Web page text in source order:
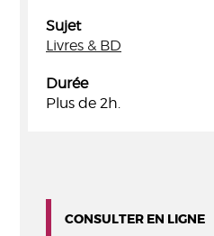
Sujet
Livres & BD
Durée
Plus de 2h.
CONSULTER EN LIGNE